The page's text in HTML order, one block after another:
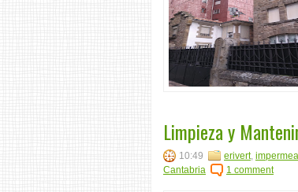
Limpieza y
10:49 erivert,
Cantabria
1 comment